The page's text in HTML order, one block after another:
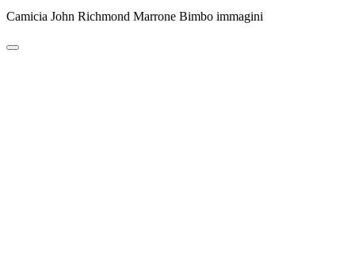
Camicia John Richmond Marrone Bimbo immagini